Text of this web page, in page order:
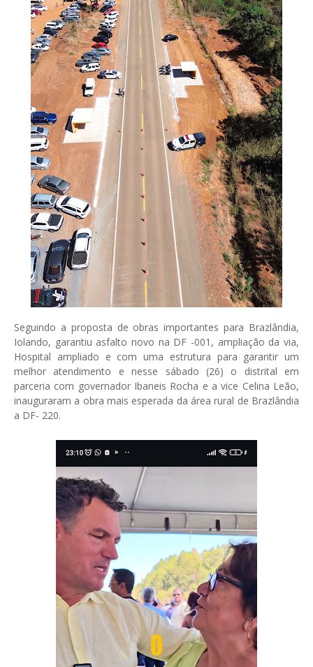
Seguindo a proposta de obras importantes para Brazlândia,
Iolando, garantiu asfalto novo na DF -001, ampliação da via,
Hospital ampliado e com uma estrutura para garantir um
melhor atendimento e nesse sábado (26) o distrital em
parceria com governador Ibaneis Rocha e a vice Celina Leão,
inauguraram a obra mais esperada da área rural de Brazlândia
a DF- 220.